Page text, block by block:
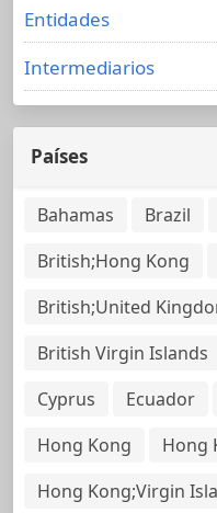
Entidades
Intermediarios
Países
Bahamas Brazil
British;Hong Kong
British;United
British Virgin Islands
Cyprus
Ecuador
Hong Kong
Hong
Hong Kong;Virgin